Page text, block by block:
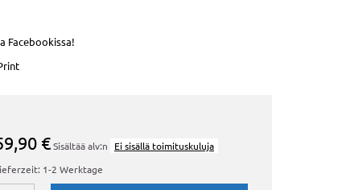
Facebookissa!
€Sisältää alv:n
Ei sisällä toimituskuluja
1-2 Werktage